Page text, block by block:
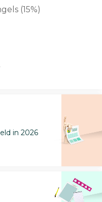
(15%)
in 2026